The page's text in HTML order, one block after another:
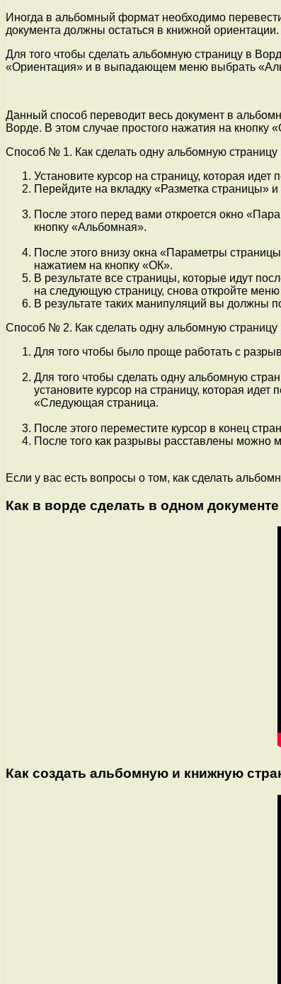
Иногда в альбомный формат необходимо
документа должны остаться в книжной
Для того чтобы сделать альбомную страницу в
«Ориентация» и в выпадающем меню выбрать
Данный способ переводит весь документ в
Ворде. В этом случае простого нажатия на кнопку
Способ № 1. Как сделать одну альбомную
Установите курсор на страницу, которая
Перейдите на вкладку «Разметка страницы»
После этого перед вами откроется окно
кнопку «Альбомная».
После этого внизу окна «Параметры
нажатием на кнопку «ОК».
В результате все страницы, которые идут
на следующую страницу, снова откройте
В результате таких манипуляций вы должны
Способ № 2. Как сделать одну альбомную
Для того чтобы было проще работать с
Для того чтобы сделать одну альбомную
установите курсор на страницу, которая
«Следующая страница.
После этого переместите курсор в конец
После того как разрывы расставлены можно
Если у вас есть вопросы о том, как сделать
Как в ворде сделать в одном
Как создать альбомную и книжную